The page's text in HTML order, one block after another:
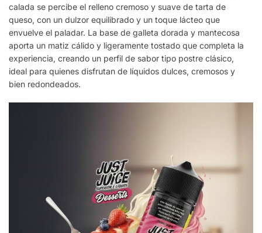
calada se percibe el relleno cremoso y suave de tarta de
queso, con un dulzor equilibrado y un toque lácteo que
envuelve el paladar. La base de galleta dorada y mantecosa
aporta un matiz cálido y ligeramente tostado que completa la
experiencia, creando un perfil de sabor tipo postre clásico,
ideal para quienes disfrutan de líquidos dulces, cremosos y
bien redondeados.